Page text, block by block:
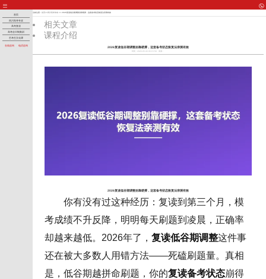
首页
四川高考专攻
高考复读
高考全日制集训
艺考生文化课
在线咨询 电话咨询
当前位置： 首页 >>四川高考专攻>> 2026复读低谷期调整别靠硬撑，这套备考状态恢复法亲测有效
相关文章
课程介绍
2026复读低谷期调整别靠硬撑，这套备考状态恢复法亲测有效
时间：2026-05-30 06:15:58 来源：
2026复读低谷期调整别靠硬撑，这套备考状态恢复法亲测有效
你有没有过这种经历：复读到第三个月，模
考成绩不升反降，明明每天刷题到凌晨，正确率
却越来越低。2026年了， 复读低谷期调整这件事
还在被大多数人用错方法——死磕刷题量。真相
是，低谷期越拼命刷题，你的复读备考状态崩得